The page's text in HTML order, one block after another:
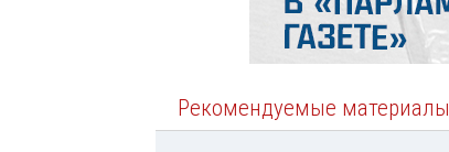
Рекомендуемые материалы